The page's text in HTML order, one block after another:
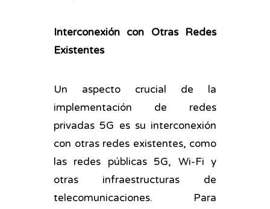
Interconexión con Otras Redes
Existentes
Un aspecto crucial de la
implementación de redes
privadas 5G es su interconexión
con otras redes existentes, como
las redes públicas 5G, Wi-Fi y
otras infraestructuras de
telecomunicaciones. Para